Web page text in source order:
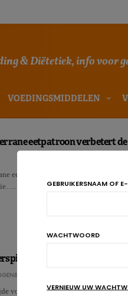
& Diëtetiek, info voor
VOEDINGSMIDDELEN
eetpatroon verbetert
eetpatroon – boordevol groenten,
in de wereld: België op
voedselverspilling door
GEBRUIKERSNAAM OF
WACHTWOORD
VERNIEUW UW